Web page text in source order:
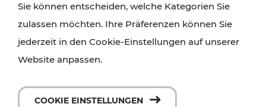
Sie können entscheiden, welche Kategorien Sie
zulassen möchten. Ihre Präferenzen können Sie
jederzeit in den Cookie-Einstellungen auf unserer
Website anpassen.
COOKIE EINSTELLUNGEN